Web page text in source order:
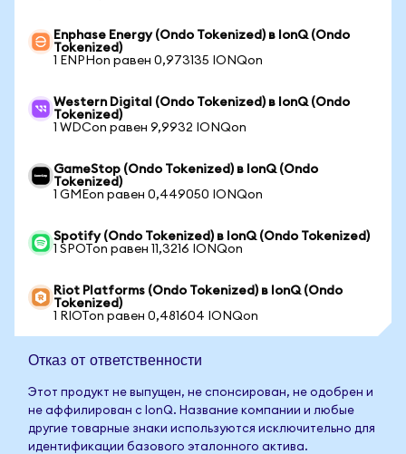
Enphase Energy (Ondo Tokenized) в IonQ (Ondo
Tokenized)
1 ENPHon равен 0,973135 IONQon
Western Digital (Ondo Tokenized) в IonQ (Ondo
Tokenized)
1 WDCon равен 9,9932 IONQon
GameStop (Ondo Tokenized) в IonQ (Ondo
Tokenized)
1 GMEon равен 0,449050 IONQon
Spotify (Ondo Tokenized) в IonQ (Ondo Tokenized)
1 SPOTon равен 11,3216 IONQon
Riot Platforms (Ondo Tokenized) в IonQ (Ondo
Tokenized)
1 RIOTon равен 0,481604 IONQon
Отказ от ответственности
Этот продукт не выпущен, не спонсирован, не одобрен и
не аффилирован с IonQ. Название компании и любые
другие товарные знаки используются исключительно для
идентификации базового эталонного актива.